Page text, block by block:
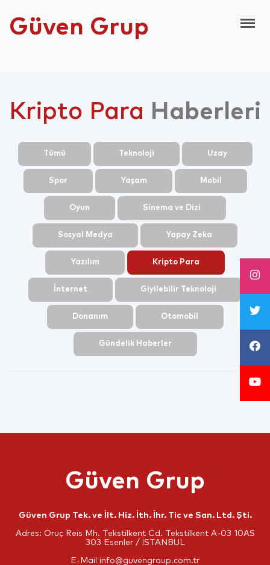
Güven Grup
Kripto Para Haberleri
Tümü Teknoloji Uzay
Spor Yaşam Mobil
Oyun Sinema ve Dizi
Sosyal Medya Yapay Zeka
Yazılım Kripto Para
İnternet Giyilebilir Teknoloji
Donanım Otomobil
Gündelik Haberler
Güven Grup
Güven Grup Tek. ve İlt. Hiz. İth. İhr. Tic ve San. Ltd. Şti.
Adres: Oruç Reis Mh. Tekstilkent Cd. Tekstilkent A-03 10AS
303 Esenler / İSTANBUL
E-Mail info@guvengroup.com.tr